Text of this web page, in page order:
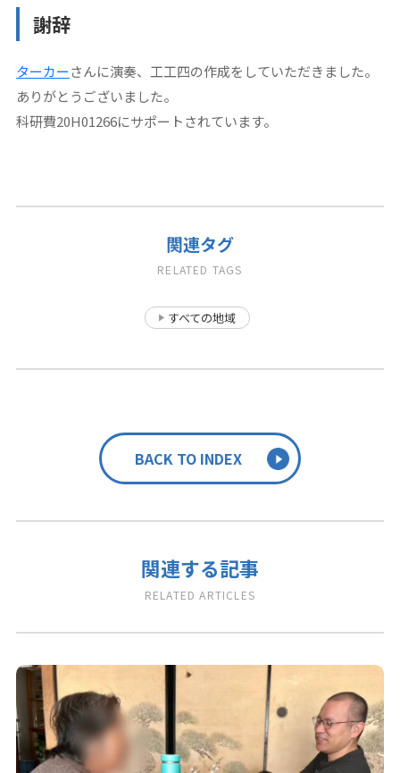
謝辞
ターカーさんに演奏、工工四の作成をしていただきました。
ありがとうございました。
科研費20H01266にサポートされています。
関連タグ
RELATED TAGS
すべての地域
BACK TO INDEX
関連する記事
RELATED ARTICLES